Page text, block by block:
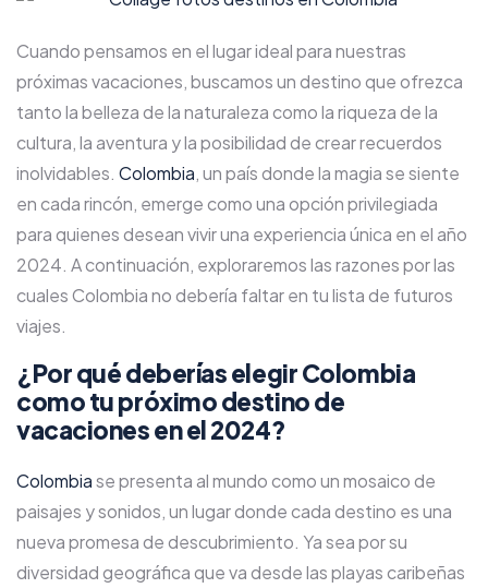
Cuando pensamos en el lugar ideal para nuestras
próximas vacaciones, buscamos un destino que ofrezca
tanto la belleza de la naturaleza como la riqueza de la
cultura, la aventura y la posibilidad de crear recuerdos
inolvidables. Colombia, un país donde la magia se siente
en cada rincón, emerge como una opción privilegiada
para quienes desean vivir una experiencia única en el año
2024. A continuación, exploraremos las razones por las
cuales Colombia no debería faltar en tu lista de futuros
viajes.
¿Por qué deberías elegir Colombia
como tu próximo destino de
vacaciones en el 2024?
Colombiase presenta al mundo como un mosaico de
paisajes y sonidos, un lugar donde cada destino es una
nueva promesa de descubrimiento. Ya sea por su
diversidad geográfica que va desde las playas caribeñas